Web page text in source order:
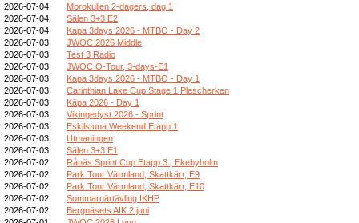
2026-07-04
Morokulien 2-dagers, dag 1
2026-07-04
Sälen 3+3 E2
2026-07-04
Kapa 3days 2026 - MTBO - Day 2
2026-07-03
JWOC 2026 Middle
2026-07-03
Test 3 Radio
2026-07-03
JWOC O-Tour, 3-days-E1
2026-07-03
Kapa 3days 2026 - MTBO - Day 1
2026-07-03
Carinthian Lake Cup Stage 1 Plescherken
2026-07-03
Kāpa 2026 - Day 1
2026-07-03
Vikingedyst 2026 - Sprint
2026-07-03
Eskilstuna Weekend Etapp 1
2026-07-03
Utmaningen
2026-07-03
Sälen 3+3 E1
2026-07-02
Rånäs Sprint Cup Etapp 3 , Ekebyholm
2026-07-02
Park Tour Värmland, Skattkärr, E9
2026-07-02
Park Tour Värmland, Skattkärr, E10
2026-07-02
Sommarnärtävling IKHP
2026-07-02
Bergnäsets AIK 2 juni